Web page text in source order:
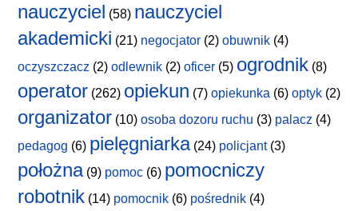
nauczyciel (58) nauczyciel
akademicki (21) negocjator (2) obuwnik (4)
oczyszczacz (2) odlewnik (2) oficer (5) ogrodnik (8)
operator (262) opiekun (7) opiekunka (6) optyk (2)
organizator (10) osoba dozoru ruchu (3) palacz (4)
pedagog (6) pielęgniarka(24) policjant(3)
położna(9) pomoc (6) pomocniczy
robotnik (14) pomocnik (6) pośrednik (4)